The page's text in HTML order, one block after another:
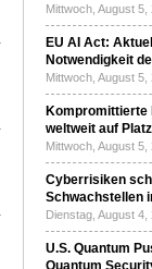
Mittwoch, August
EU AI Act:
Notwendigkeit
Mittwoch, August
Kompromittierte
weltweit auf
Mittwoch, August
Cyberrisiken
Schwachstellen
Dienstag, August
U.S. Quantum
Quantum